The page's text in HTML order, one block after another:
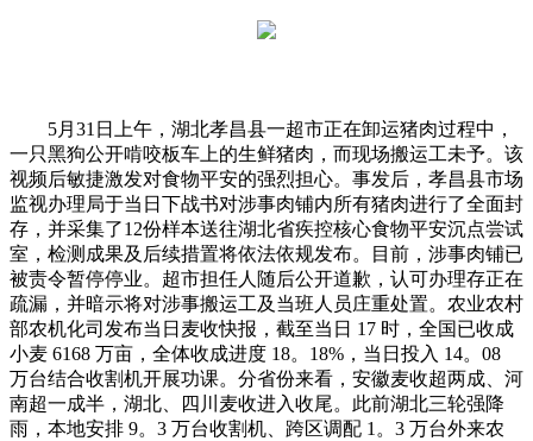
5月31日上午，湖北孝昌县一超市正在卸运猪肉过程中，
一只黑狗公开啃咬板车上的生鲜猪肉，而现场搬运工未予。该
视频后敏捷激发对食物平安的强烈担心。事发后，孝昌县市场
监视办理局于当日下战书对涉事肉铺内所有猪肉进行了全面封
存，并采集了12份样本送往湖北省疾控核心食物平安沉点尝试
室，检测成果及后续措置将依法依规发布。目前，涉事肉铺已
被责令暂停停业。超市担任人随后公开道歉，认可办理存正在
疏漏，并暗示将对涉事搬运工及当班人员庄重处置。农业农村
部农机化司发布当日麦收快报，截至当日 17 时，全国已收成
小麦 6168 万亩，全体收成进度 18。18%，当日投入 14。08
万台结合收割机开展功课。分省份来看，安徽麦收超两成、河
南超一成半，湖北、四川麦收进入收尾。此前湖北三轮强降
雨，本地安排 9。3 万台收割机、跨区调配 1。3 万台外来农